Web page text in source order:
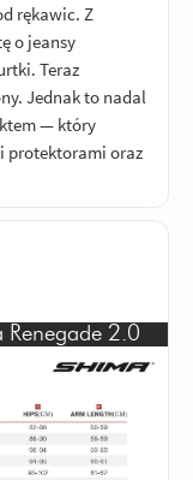
rękawic. Z
o jeansy
Teraz
Jednak to nadal
— który
protektorami oraz
Renegade 2.0